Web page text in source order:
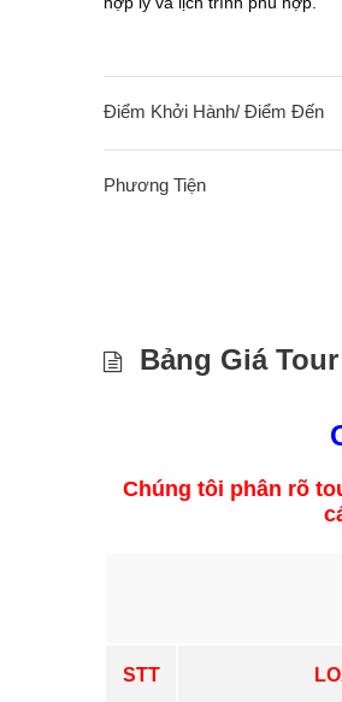
Điểm Khởi Hành/ Điểm Đến
Phương Tiện
Bảng Giá
Chúng tôi phân rõ
GIÁ
STT